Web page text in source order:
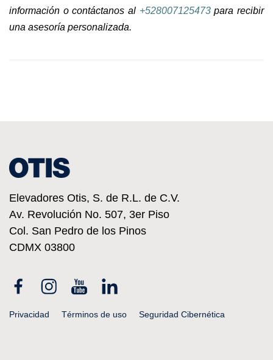
información o contáctanos al +528007125473para recibir
una asesoría personalizada.
Elevadores Otis, S. de R.L. de C.V.
Av. Revolución No. 507, 3er Piso
Col. San Pedro de los Pinos
CDMX 03800
FacebookInstagram
YouTube
Privacidad Términos de uso Seguridad Cibernética